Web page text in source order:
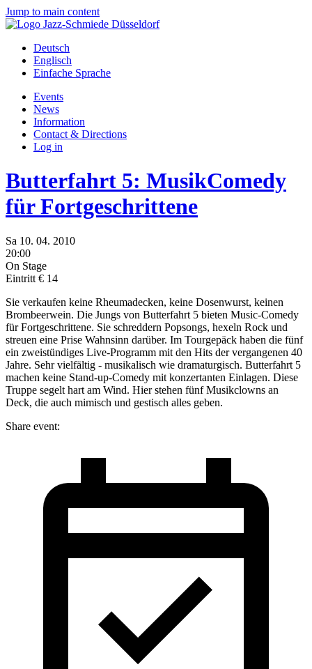
Jump to main content
Deutsch
Englisch
Einfache Sprache
Events
News
Information
Contact & Directions
Log in
Butterfahrt 5: MusikComedy
für Fortgeschrittene
Sa 10. 04. 2010
20:00
On Stage
Eintritt € 14
Sie verkaufen keine Rheumadecken, keine Dosenwurst, keinen
Brombeerwein. Die Jungs von Butterfahrt 5 bieten Music-Comedy
für Fortgeschrittene. Sie schreddern Popsongs, hexeln Rock und
streuen eine Prise Wahnsinn darüber. Im Tourgepäck haben die fünf
ein zweistündiges Live-Programm mit den Hits der vergangenen 40
Jahre. Sehr vielfältig - musikalisch wie dramaturgisch. Butterfahrt 5
machen keine Stand-up-Comedy mit konzertanten Einlagen. Diese
Truppe segelt hart am Wind. Hier stehen fünf Musikclowns an
Deck, die auch mimisch und gestisch alles geben.
Share event: